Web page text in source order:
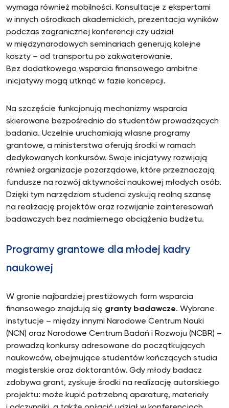
wymaga również mobilności. Konsultacje z ekspertami
w innych ośrodkach akademickich, prezentacja wyników
podczas zagranicznej konferencji czy udział
w międzynarodowych seminariach generują kolejne
koszty – od transportu po zakwaterowanie.
Bez dodatkowego wsparcia finansowego ambitne
inicjatywy mogą utknąć w fazie koncepcji.
Na szczęście funkcjonują mechanizmy wsparcia
skierowane bezpośrednio do studentów prowadzących
badania. Uczelnie uruchamiają własne programy
grantowe, a ministerstwa oferują środki w ramach
dedykowanych konkursów. Swoje inicjatywy rozwijają
również organizacje pozarządowe, które przeznaczają
fundusze na rozwój aktywności naukowej młodych osób.
Dzięki tym narzędziom studenci zyskują realną szansę
na realizację projektów oraz rozwijanie zainteresowań
badawczych bez nadmiernego obciążenia budżetu.
Programy grantowe dla młodej kadry
naukowej
W gronie najbardziej prestiżowych form wsparcia
finansowego znajdują się granty badawcze. Wybrane
instytucje – między innymi Narodowe Centrum Nauki
(NCN) oraz Narodowe Centrum Badań i Rozwoju (NCBR) –
prowadzą konkursy adresowane do początkujących
naukowców, obejmujące studentów kończących studia
magisterskie oraz doktorantów. Gdy młody badacz
zdobywa grant, zyskuje środki na realizację autorskiego
projektu: może kupić potrzebną aparaturę, materiały